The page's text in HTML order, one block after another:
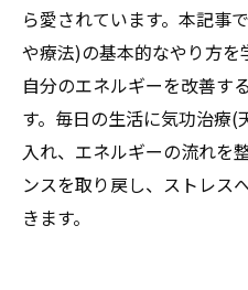
ら愛されています。本記事
や療法)の基本的なやり方
自分のエネルギーを改善す
す。毎日の生活に気功治療(
入れ、エネルギーの流れを
ンスを取り戻し、ストレス
きます。